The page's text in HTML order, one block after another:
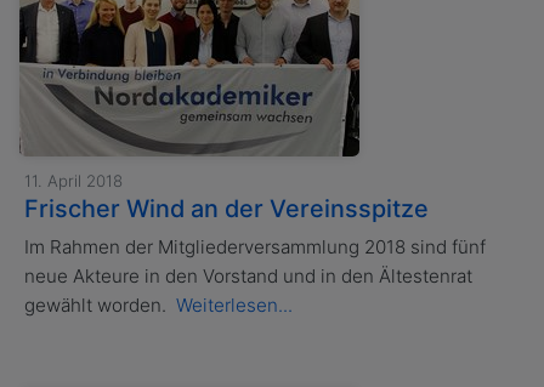
11. April 2018
Frischer Wind an der Vereinsspitze
Im Rahmen der Mitgliederversammlung 2018 sind fünf
neue Akteure in den Vorstand und in den Ältestenrat
gewählt worden. Weiterlesen...